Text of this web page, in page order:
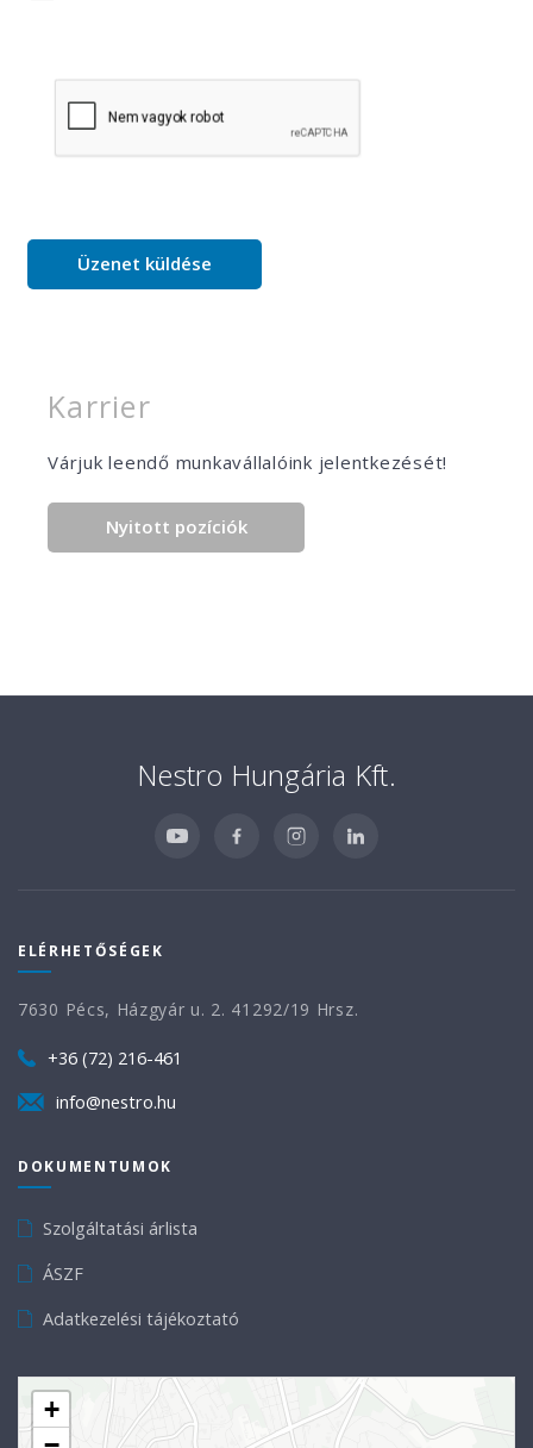
Karrier
Várjuk leendő munkavállalóink jelentkezését!
Nyitott pozíciók
Nestro Hungária Kft.
ELÉRHETŐSÉGEK
7630 Pécs, Házgyár u. 2. 41292/19 Hrsz.
+36 (72) 216-461
info@nestro.hu
DOKUMENTUMOK
Szolgáltatási árlista
ÁSZF
Adatkezelési tájékoztató
+